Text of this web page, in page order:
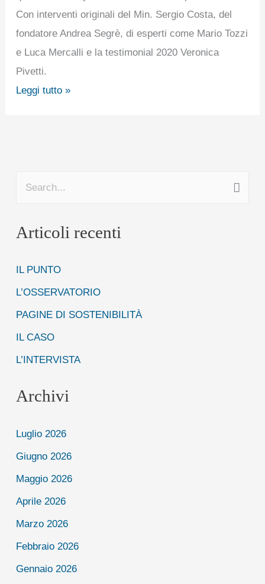
Con interventi originali del Min. Sergio Costa, del
fondatore Andrea Segrè, di esperti come Mario Tozzi
e Luca Mercalli e la testimonial 2020 Veronica
Pivetti.
Leggi tutto »
r
a
:
Articoli recenti
IL PUNTO
L’OSSERVATORIO
PAGINE DI SOSTENIBILITÀ
IL CASO
L’INTERVISTA
Archivi
Luglio 2026
Giugno 2026
Maggio 2026
Aprile 2026
Marzo 2026
Febbraio 2026
Gennaio 2026